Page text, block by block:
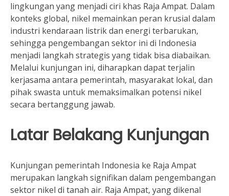
lingkungan yang menjadi ciri khas Raja Ampat. Dalam
konteks global, nikel memainkan peran krusial dalam
industri kendaraan listrik dan energi terbarukan,
sehingga pengembangan sektor ini di Indonesia
menjadi langkah strategis yang tidak bisa diabaikan.
Melalui kunjungan ini, diharapkan dapat terjalin
kerjasama antara pemerintah, masyarakat lokal, dan
pihak swasta untuk memaksimalkan potensi nikel
secara bertanggung jawab.
Latar Belakang Kunjungan
Kunjungan pemerintah Indonesia ke Raja Ampat
merupakan langkah signifikan dalam pengembangan
sektor nikel di tanah air. Raja Ampat, yang dikenal